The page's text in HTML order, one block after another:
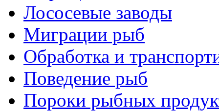
Лососевые заводы
Миграции рыб
Обработка и
Поведение рыб
Пороки рыбных